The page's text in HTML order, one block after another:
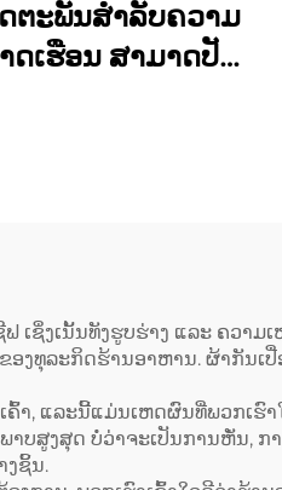
ຕະພັນສຳລັບຄວາມ
ດເຮືອນ ສາມາດປັບ
າກັນເປື່ອນຂອງເຊີຟ
ຊິ່ງເນັ້ນທັງຮູບຮ່າງ ແລະ ຄວາມ
ງທຸລະກິດຮ້ານອາຫານ. ຜ້າກັນເ
, ແລະນີ້ແມ່ນເຫດຜົນທີ່ພວກເຮົ
ບສູງສຸດ ບໍ່ວ່າຈະເປັນການຫັ່ນ,
ງຊິ້ນ.